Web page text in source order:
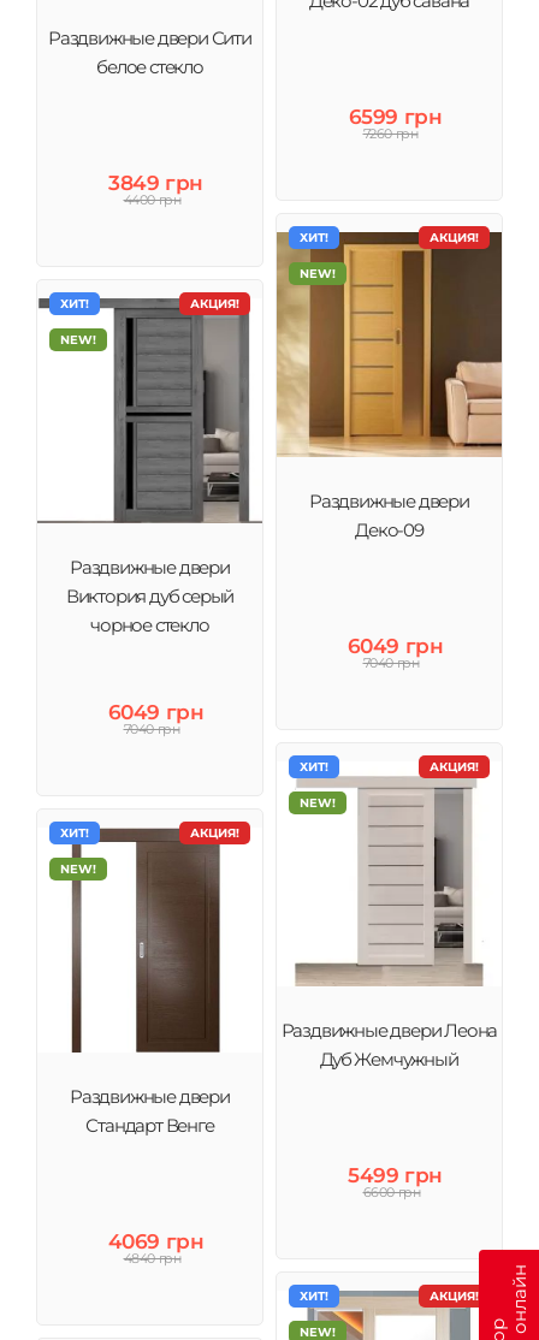
6599 грн
7260 грн
Раздвижные двери Сити
белое стекло
3849 грн
4400 грн
АКЦИЯ!
ХИТ!
NEW!
Раздвижные двери
Деко-09
6049 грн
7040 грн
АКЦИЯ!
ХИТ!
NEW!
Раздвижные двери
Виктория дуб серый
чорное стекло
6049 грн
7040 грн
АКЦИЯ!
ХИТ!
NEW!
Раздвижные двери Леона
Дуб Жемчужный
5499 грн
6600 грн
АКЦИЯ!
ХИТ!
NEW!
Раздвижные двери
Стандарт Венге
4069 грн
4840 грн
АКЦИЯ!
ХИТ!
NEW!